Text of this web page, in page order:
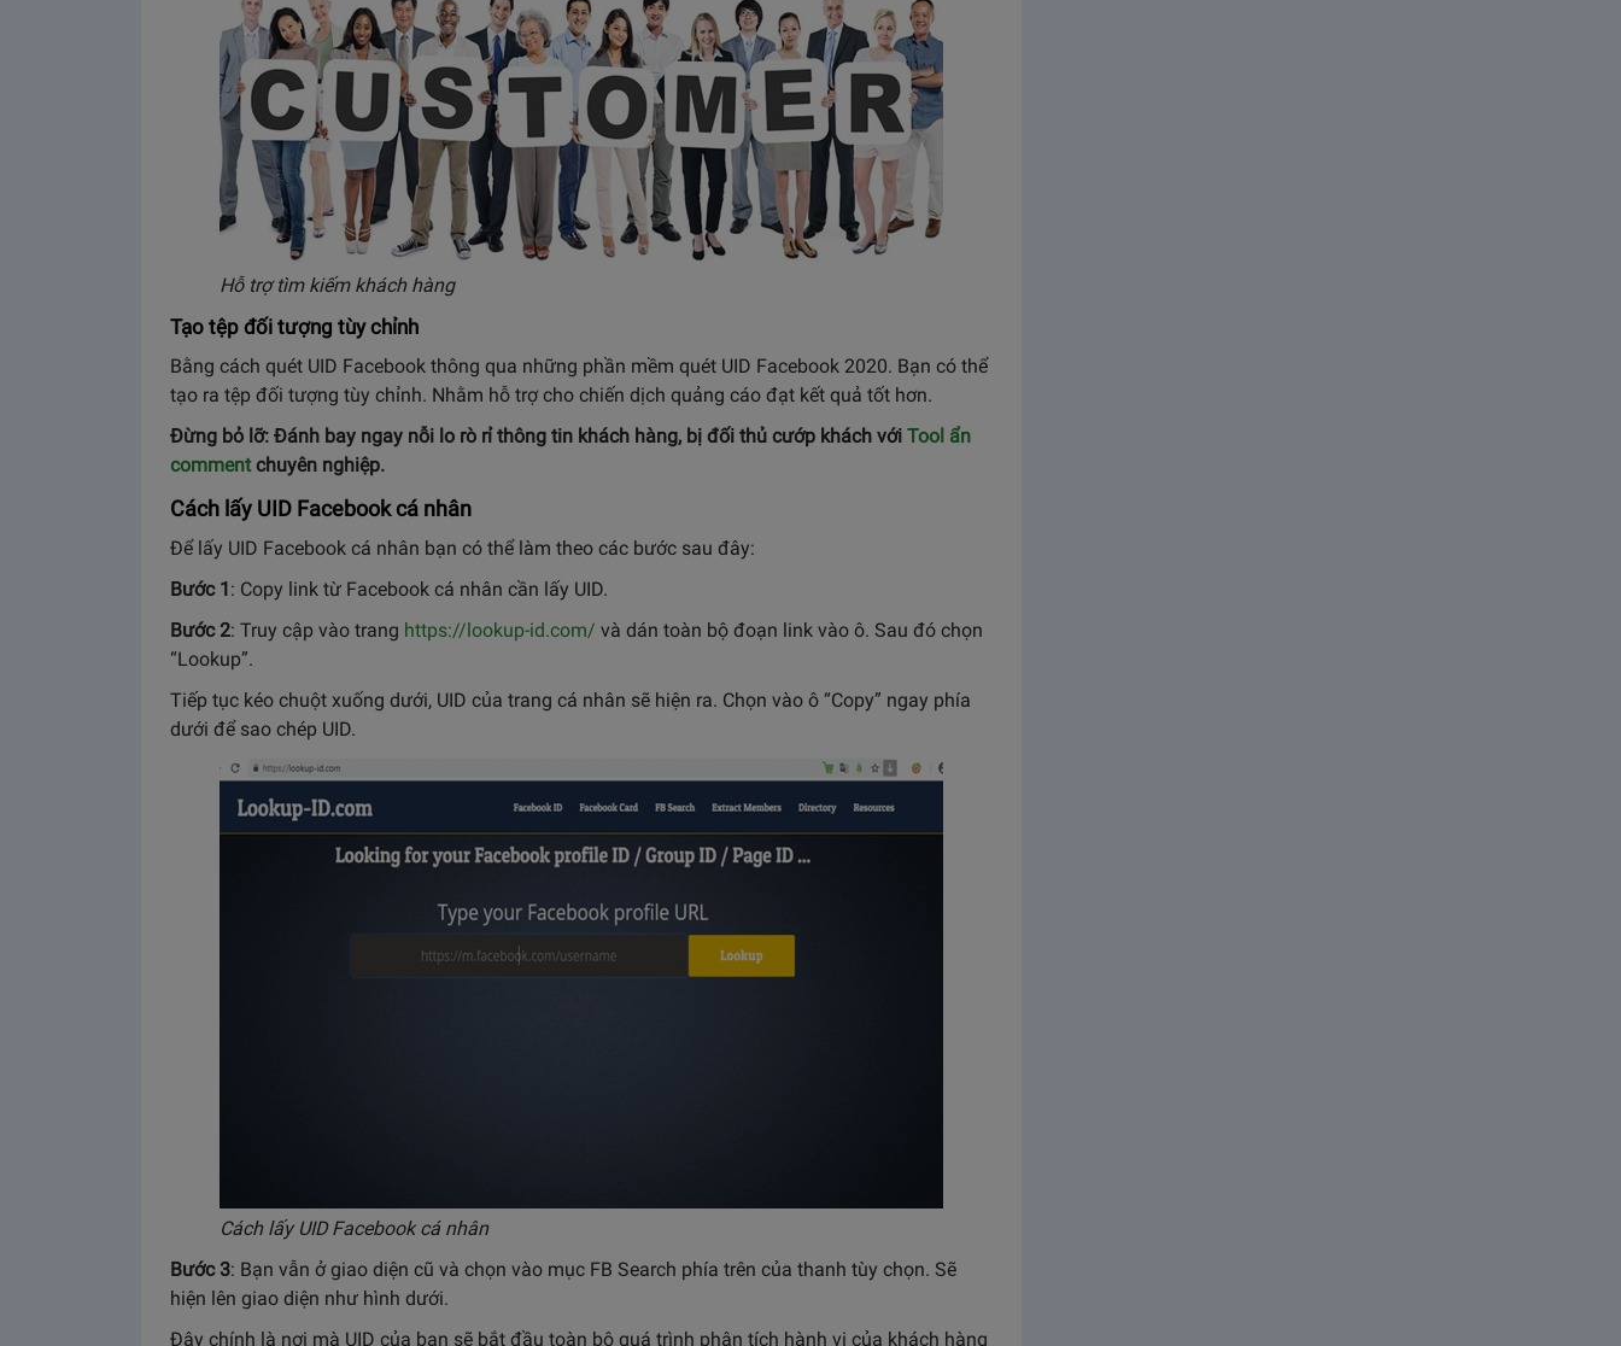
Hỗ trợ tìm kiếm khách hàng
Tạo tệp đối tượng tùy chỉnh
Bằng cách quét UID Facebook thông qua những phần mềm quét UID Facebook 2020. Bạn có thể
tạo ra tệp đối tượng tùy chỉnh. Nhằm hỗ trợ cho chiến dịch quảng cáo đạt kết quả tốt hơn.
Đừng bỏ lỡ: Đánh bay ngay nỗi lo rò rỉ thông tin khách hàng, bị đối thủ cướp khách với Tool ẩn
commentchuyên nghiệp.
Cách lấy UID Facebook cá nhân
Để lấy UID Facebook cá nhân bạn có thể làm theo các bước sau đây:
Bước 1: Copy link từ Facebook cá nhân cần lấy UID.
Bước 2: Truy cập vào trang https://lookup-id.com/ và dán toàn bộ đoạn link vào ô. Sau đó chọn
“Lookup”.
Tiếp tục kéo chuột xuống dưới, UID của trang cá nhân sẽ hiện ra. Chọn vào ô “Copy” ngay phía
dưới để sao chép UID.
Cách lấy UID Facebook cá nhân
Bước 3: Bạn vẫn ở giao diện cũ và chọn vào mục FB Search phía trên của thanh tùy chọn. Sẽ
hiện lên giao diện như hình dưới.
Đây chính là nơi mà UID của bạn sẽ bắt đầu toàn bộ quá trình phân tích hành vi của khách hàng